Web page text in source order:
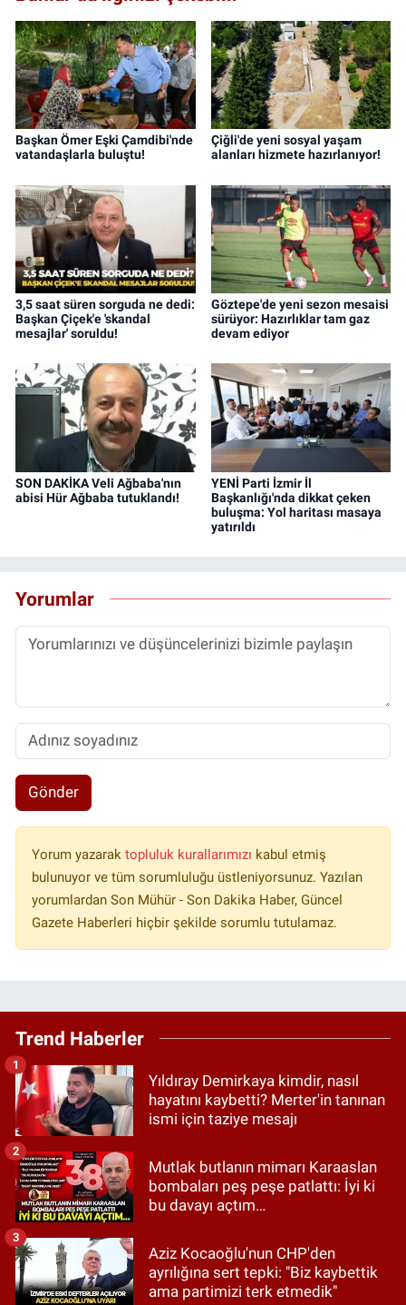
Başkan Ömer Eşki Çamdibi'nde
vatandaşlarla buluştu!
Çiğli'de yeni sosyal yaşam
alanları hizmete hazırlanıyor!
3,5 saat süren sorguda ne dedi:
Başkan Çiçek'e 'skandal
mesajlar' soruldu!
Göztepe'de yeni sezon mesaisi
sürüyor: Hazırlıklar tam gaz
devam ediyor
SON DAKİKA Veli Ağbaba'nın
abisi Hür Ağbaba tutuklandı!
YENİ Parti İzmir İl
Başkanlığı'nda dikkat çeken
buluşma: Yol haritası masaya
yatırıldı
Yorumlar
Gönder
Yorum yazarak topluluk kurallarımızı kabul etmiş
bulunuyor ve tüm sorumluluğu üstleniyorsunuz. Yazılan
yorumlardan Son Mühür - Son Dakika Haber, Güncel
Gazete Haberleri hiçbir şekilde sorumlu tutulamaz.
Trend Haberler
Yıldıray Demirkaya kimdir, nasıl
hayatını kaybetti? Merter'in tanınan
ismi için taziye mesajı
1
Mutlak butlanın mimarı Karaaslan
bombaları peş peşe patlattı: İyi ki
bu davayı açtım…
2
Aziz Kocaoğlu'nun CHP'den
ayrılığına sert tepki: "Biz kaybettik
ama partimizi terk etmedik"
3